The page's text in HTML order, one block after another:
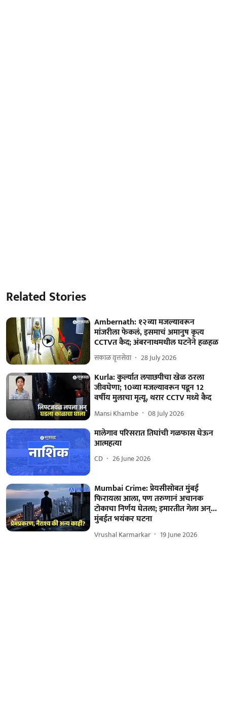
Related Stories
Ambernath: १२व्या मजल्यावरून
मांजरीला फेकलं, इसमाचं अमानुष कृत्य
CCTVत कैद; अंबरनाथमधील घटनेने हळहळ
सकाळ वृत्तसेवा 28 July 2026
Kurla: कुर्ल्यात लपाछपीचा खेळ ठरला
जीवघेणा; 10व्या मजल्यावरून पडून 12
वर्षीय मुलाचा मृत्यू, थरार CCTV मध्ये कैद
Mansi Khambe 08 July 2026
मालेगाव परिसरात तिघांची गळफास घेऊन
आत्महत्या
CD 26 June 2026
Mumbai Crime: प्रेयसीसोबत मुंबई
फिरायला आला, पण तरुणानं अचानक
टोकाचा निर्णय घेतला; इमारतीत गेला अन्...
मुंबईत भयंकर घटना
Vrushal Karmarkar 19 June 2026